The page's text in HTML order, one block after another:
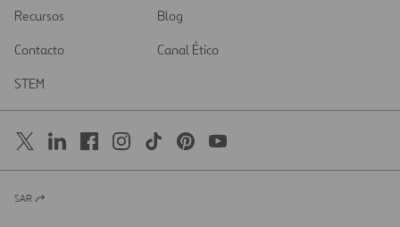
Recursos
Blog
Contacto
Canal Ético
STEM
Abrir
SAR